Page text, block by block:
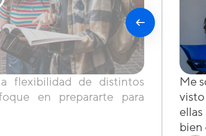
flexibilidad de distintos
en prepararte para
Me
bien